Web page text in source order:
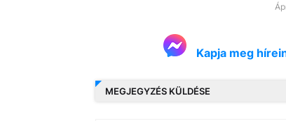
Kapja meg
MEGJEGYZÉS KÜLDÉSE